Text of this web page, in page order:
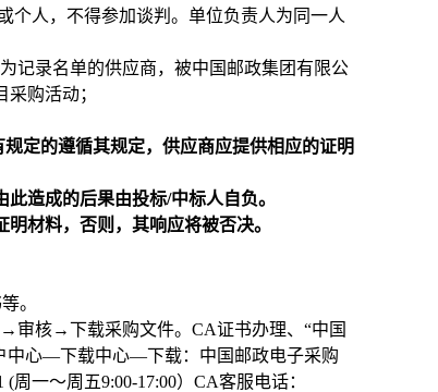
个人，不得参加谈判。单位负责人为同一人
记录名单的供应商，被中国邮政集团有限公
购活动；
定的遵循其规定，供应商应提供相应的证明
造成的后果由投标/中标人自负。
材料，否则，其响应将被否决。
。
核→下载采购文件。CA证书办理、“中国
中心—下载中心—下载：中国邮政电子采购
一～周五9:00-17:00） CA客服电话：